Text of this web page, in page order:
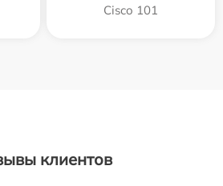
Cisco 101
клиентов